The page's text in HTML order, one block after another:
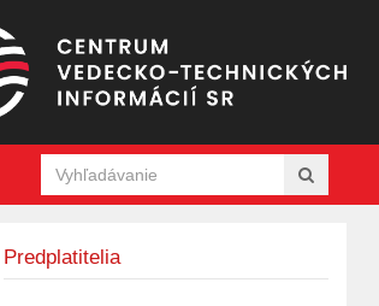
Predplatitelia